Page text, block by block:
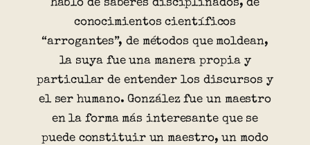
habló de saberes disciplinados, de
conocimientos científicos
“arrogantes”, de métodos que moldean,
la suya fue una manera propia y
particular de entender los discursos y
el ser humano. González fue un maestro
en la forma más interesante que se
puede constituir un maestro, un modo